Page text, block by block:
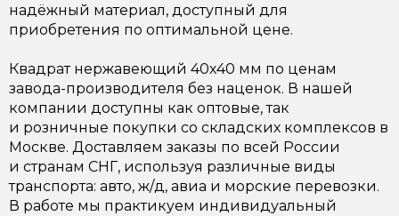
надёжный материал, доступный для
приобретения по оптимальной цене.
Квадрат нержавеющий 40х40 мм по ценам
завода-производителя без наценок. В нашей
компании доступны как оптовые, так
и розничные покупки со складских комплексов в
Москве. Доставляем заказы по всей России
и странам СНГ, используя различные виды
транспорта: авто, ж/д, авиа и морские перевозки.
В работе мы практикуем индивидуальный